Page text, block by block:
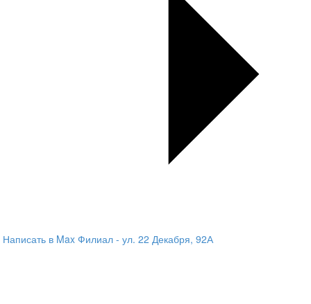
Написать в Max Филиал - ул. 22 Декабря, 92А